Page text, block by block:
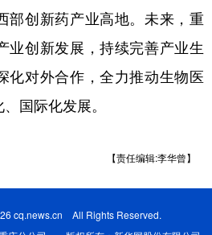
部创新药产业高地。未来，重
业创新发展，持续完善产业生
化对外合作，全力推动生物医
国际化发展。
【责任编辑:李华曾】
cq.news.cn All Rights Reserved.